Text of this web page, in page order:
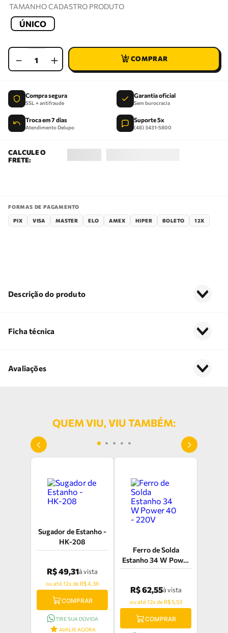
TAMANHO CADASTRO PRODUTO
ÚNICO
＋
－
Compra segura
SSL + antifraude
Garantia oficial
Sem burocracia
Troca em 7 dias
Atendimento Delupo
Suporte 5x
(48) 3431-5800
FORMAS DE PAGAMENTO
PIX VISA MASTER ELO AMEX HIPER BOLETO 12X
Descrição do produto
Ficha técnica
Avaliações
QUEM VIU, VIU TAMBÉM:
Sugador de Estanho -
HK-208
R$ 49,31à vista
ou até 12x de R$ 4,36
COMPRAR
TIRE SUA DÚVIDA
AVALIE AGORA
Ferro de Solda
Estanho 34 W Power
40 - 220V
R$ 62,55à vista
ou até 12x de R$ 5,53
COMPRAR